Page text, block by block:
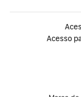
Acesso